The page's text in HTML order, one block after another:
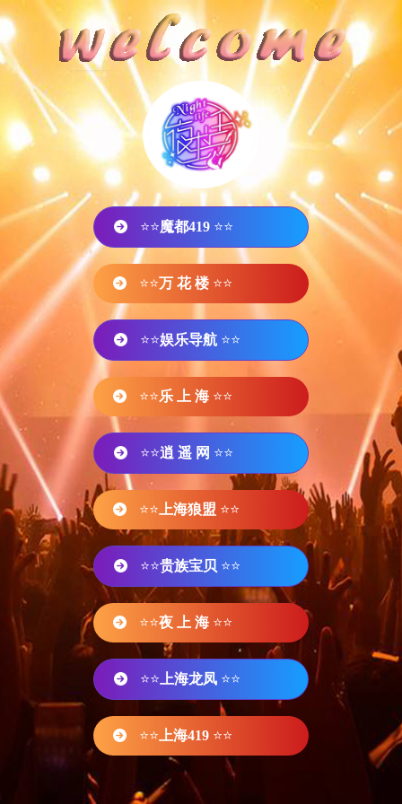
⭐⭐魔都419 ⭐⭐
⭐⭐万 花 楼 ⭐⭐
⭐⭐娱乐导航 ⭐⭐
⭐⭐乐 上 海 ⭐⭐
⭐⭐逍 遥 网 ⭐⭐
⭐⭐ 上海狼盟 ⭐⭐
⭐⭐贵族宝贝 ⭐⭐
⭐⭐夜 上 海 ⭐⭐
⭐⭐ 上海龙凤 ⭐⭐
⭐⭐ 上海419 ⭐⭐